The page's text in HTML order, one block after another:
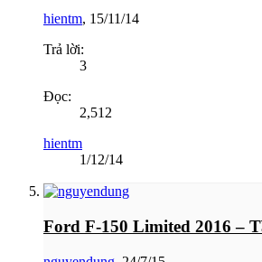
hientm, 15/11/14
Trả lời:
3
Đọc:
2,512
hientm
1/12/14
Ford F-150 Limited 2016 –